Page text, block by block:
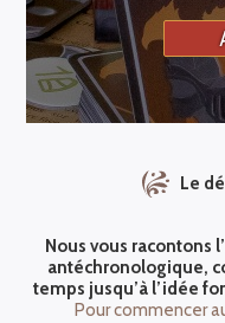
Le
Nous vous racontons
antéchronologique,
temps jusqu’à l’idée
Pour commencer